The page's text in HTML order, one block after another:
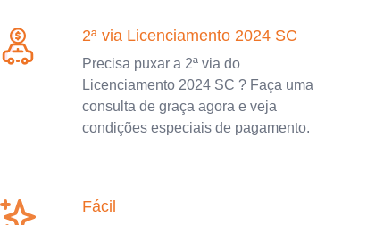
2ª via Licenciamento 2024 SC
Precisa puxar a 2ª via do
Licenciamento 2024 SC ? Faça uma
consulta de graça agora e veja
condições especiais de pagamento.
Fácil